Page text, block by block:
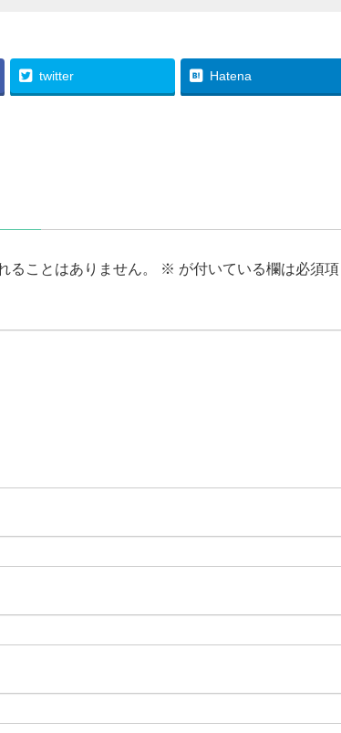
twitter Hatena
ることはありません。 ※ が付いている欄は必須